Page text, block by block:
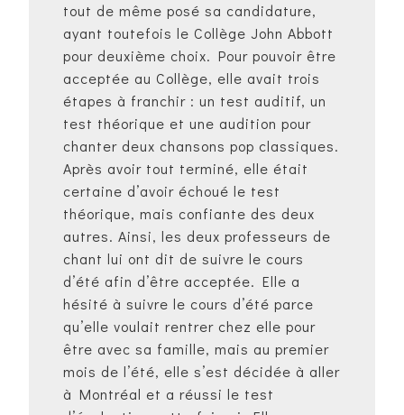
tout de même posé sa candidature,
ayant toutefois le Collège John Abbott
pour deuxième choix. Pour pouvoir être
acceptée au Collège, elle avait trois
étapes à franchir : un test auditif, un
test théorique et une audition pour
chanter deux chansons pop classiques.
Après avoir tout terminé, elle était
certaine d’avoir échoué le test
théorique, mais confiante des deux
autres. Ainsi, les deux professeurs de
chant lui ont dit de suivre le cours
d’été afin d’être acceptée. Elle a
hésité à suivre le cours d’été parce
qu’elle voulait rentrer chez elle pour
être avec sa famille, mais au premier
mois de l’été, elle s’est décidée à aller
à Montréal et a réussi le test